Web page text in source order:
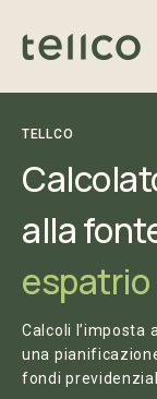
TELLCO
alla
espatrio
Calcoli l’imposta
una
fondi